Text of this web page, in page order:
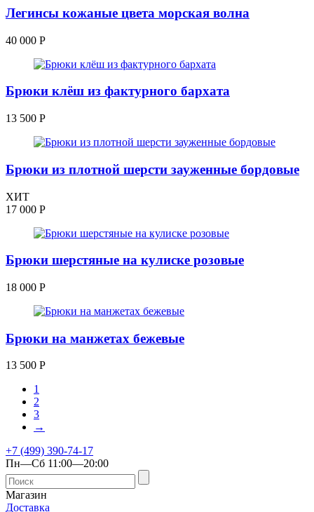
Легинсы кожаные цвета морская волна
40 000 Р
Брюки клёш из фактурного бархата
13 500 Р
Брюки из плотной шерсти зауженные бордовые
ХИТ
17 000 Р
Брюки шерстяные на кулиске розовые
18 000 Р
Брюки на манжетах бежевые
13 500 Р
1
2
3
→
+7 (499) 390-74-17
Пн—Сб 11:00—20:00
Магазин
Доставка